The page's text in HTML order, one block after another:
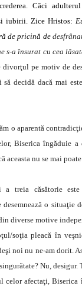
Căci
iubirii. Zice Hristos:
de pricină de de
s-a însurat cu cea
pe motiv de
decidă dacă mai
o aparentă
Biserica îngăduie a
aceasta nu se mai
treia căsătorie
desemnează o situaţie
diverse motive
soţia pleacă în
noi nu ne-am dorit.
Nu,
afectaţi, Biserica